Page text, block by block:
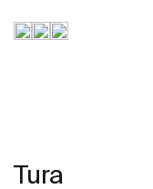
Tura